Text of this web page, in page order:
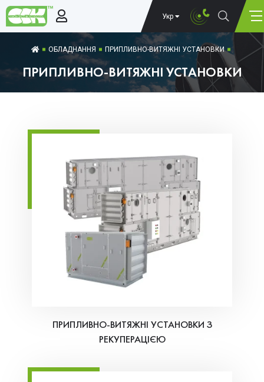
Укр
ОБЛАДНАННЯ ПРИПЛИВНО-ВИТЯЖНІ УСТАНОВКИ
ПРИПЛИВНО-ВИТЯЖНІ УСТАНОВКИ
ПРИПЛИВНО-ВИТЯЖНІ УСТАНОВКИ З
РЕКУПЕРАЦІЄЮ